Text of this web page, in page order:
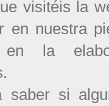
visitéis la
en nuestra
en la
saber si